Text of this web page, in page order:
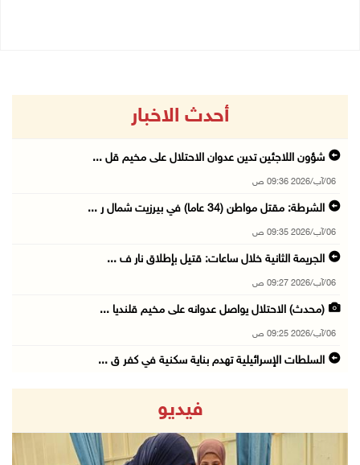
أحدث الاخبار
شؤون اللاجئين تدين عدوان الاحتلال على مخيم قل ...
06/آب/2026 09:36 ص
الشرطة: مقتل مواطن (34 عاما) في بيرزيت شمال ر ...
06/آب/2026 09:35 ص
الجريمة الثانية خلال ساعات: قتيل بإطلاق نار ف ...
06/آب/2026 09:27 ص
(محدث) الاحتلال يواصل عدوانه على مخيم قلنديا ...
06/آب/2026 09:25 ص
السلطات الإسرائيلية تهدم بناية سكنية في كفر ق ...
الاحتلال يعتقل شابا من دير الغصون ويقتحم بلدا ...
06/آب/2026 08:54 ص
الاحتلال يعتقل 4 مواطنين من محافظة نابلس
فيديو